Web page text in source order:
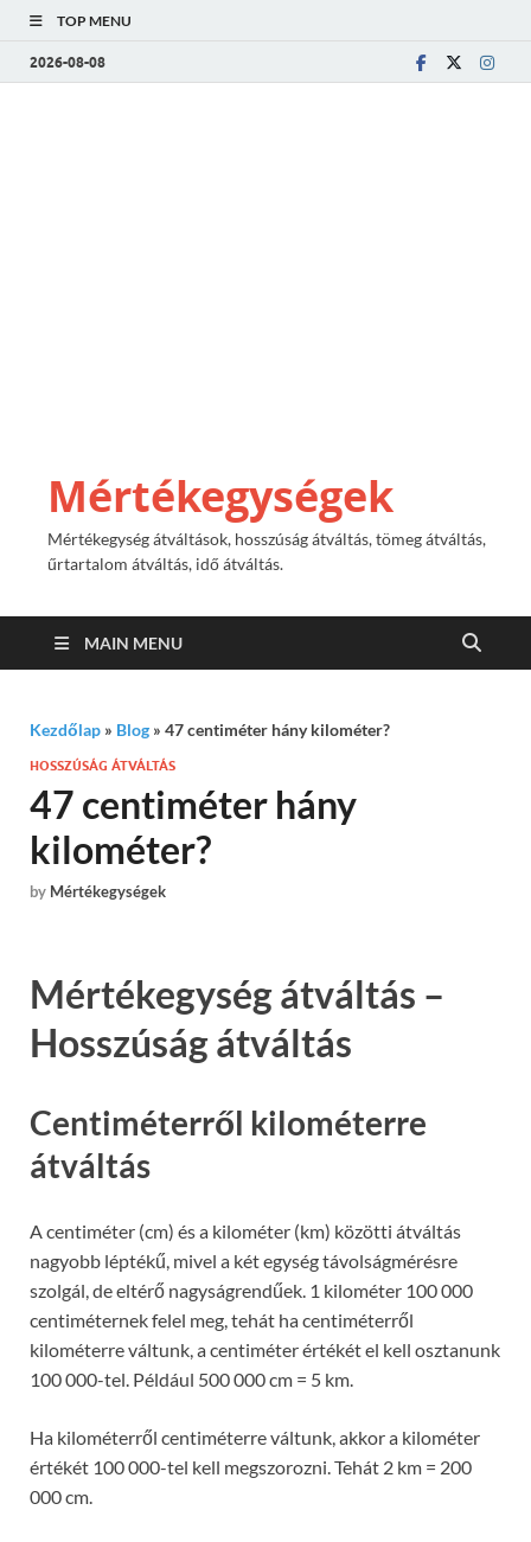
TOP MENU
2026-08-08
Mértékegységek
Mértékegység átváltások, hosszúság átváltás, tömeg átváltás,
űrtartalom átváltás, idő átváltás.
MAIN MENU
Kezdőlap » Blog » 47 centiméter hány kilométer?
HOSSZÚSÁG ÁTVÁLTÁS
47 centiméter hány
kilométer?
by Mértékegységek
Mértékegység átváltás –
Hosszúság átváltás
Centiméterről kilométerre
átváltás
A centiméter (cm) és a kilométer (km) közötti átváltás
nagyobb léptékű, mivel a két egység távolságmérésre
szolgál, de eltérő nagyságrendűek. 1 kilométer 100 000
centiméternek felel meg, tehát ha centiméterről
kilométerre váltunk, a centiméter értékét el kell osztanunk
100 000-tel. Például 500 000 cm = 5 km.
Ha kilométerről centiméterre váltunk, akkor a kilométer
értékét 100 000-tel kell megszorozni. Tehát 2 km = 200
000 cm.